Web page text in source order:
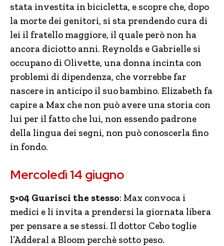
stata investita in bicicletta, e scopre che, dopo
la morte dei genitori, si sta prendendo cura di
lei il fratello maggiore, il quale però non ha
ancora diciotto anni. Reynolds e Gabrielle si
occupano di Olivette, una donna incinta con
problemi di dipendenza, che vorrebbe far
nascere in anticipo il suo bambino. Elizabeth fa
capire a Max che non può avere una storia con
lui per il fatto che lui, non essendo padrone
della lingua dei segni, non può conoscerla fino
in fondo.
Mercoledì 14 giugno
5×04 Guarisci the stesso: Max convoca i
medici e li invita a prendersi la giornata libera
per pensare a se stessi. Il dottor Cebo toglie
l’Adderal a Bloom perchè sotto peso.